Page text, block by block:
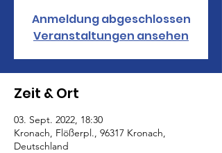
Anmeldung abgeschlossen
Veranstaltungen ansehen
Zeit & Ort
03. Sept. 2022, 18:30
Kronach, Flößerpl., 96317 Kronach,
Deutschland